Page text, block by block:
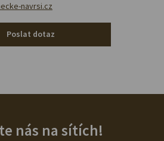
navrsi.cz
Poslat dotaz
nás na sítích!